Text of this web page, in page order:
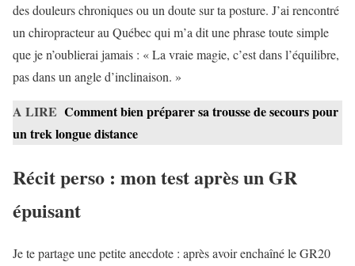
des douleurs chroniques ou un doute sur ta posture. J’ai rencontré
un chiropracteur au Québec qui m’a dit une phrase toute simple
que je n’oublierai jamais : « La vraie magie, c’est dans l’équilibre,
pas dans un angle d’inclinaison. »
A LIRE Comment bien préparer sa trousse de secours pour
un trek longue distance
Récit perso : mon test après un GR
épuisant
Je te partage une petite anecdote : après avoir enchaîné le GR20